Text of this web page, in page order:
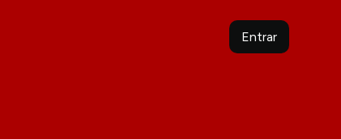
Entrar